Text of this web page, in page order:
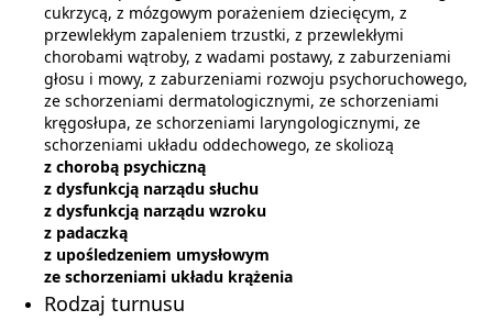
cukrzycą, z mózgowym porażeniem dziecięcym, z
przewlekłym zapaleniem trzustki, z przewlekłymi
chorobami wątroby, z wadami postawy, z zaburzeniami
głosu i mowy, z zaburzeniami rozwoju psychoruchowego,
ze schorzeniami dermatologicznymi, ze schorzeniami
kręgosłupa, ze schorzeniami laryngologicznymi, ze
schorzeniami układu oddechowego, ze skoliozą
z chorobą psychiczną
z dysfunkcją narządu słuchu
z dysfunkcją narządu wzroku
z padaczką
z upośledzeniem umysłowym
ze schorzeniami układu krążenia
Rodzaj turnusu